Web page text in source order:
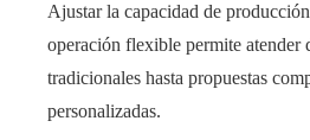
Ajustar la capacidad de
operación flexible permite atender
tradicionales hasta propuestas
personalizadas.